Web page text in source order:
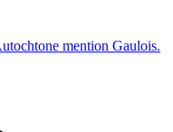
mention Gaulois.